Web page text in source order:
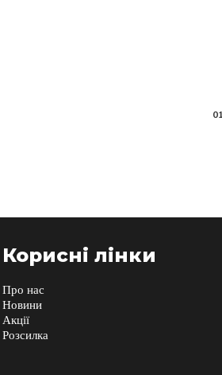
Корисні лінки
Про нас
Новини
Акції
Розсилка